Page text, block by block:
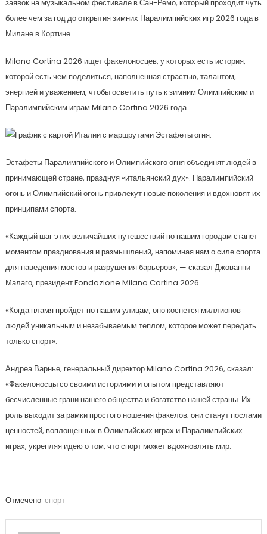
заявок на музыкальном фестивале в Сан-Ремо, который проходит чуть
более чем за год до открытия зимних Паралимпийских игр 2026 года в
Милане в Кортине.
Milano Cortina 2026 ищет факелоносцев, у которых есть история,
которой есть чем поделиться, наполненная страстью, талантом,
энергией и уважением, чтобы осветить путь к зимним Олимпийским и
Паралимпийским играм Milano Cortina 2026 года.
Эстафеты Паралимпийского и Олимпийского огня объединят людей в
принимающей стране, празднуя «итальянский дух». Паралимпийский
огонь и Олимпийский огонь привлекут новые поколения и вдохновят их
принципами спорта.
«Каждый шаг этих величайших путешествий по нашим городам станет
моментом празднования и размышлений, напоминая нам о силе спорта
для наведения мостов и разрушения барьеров», — сказал Джованни
Малаго, президент Fondazione Milano Cortina 2026.
«Когда пламя пройдет по нашим улицам, оно коснется миллионов
людей уникальным и незабываемым теплом, которое может передать
только спорт».
Андреа Варнье, генеральный директор Milano Cortina 2026, сказал:
«Факелоносцы со своими историями и опытом представляют
бесчисленные грани нашего общества и богатство нашей страны. Их
роль выходит за рамки простого ношения факелов; они станут послами
ценностей, воплощенных в Олимпийских играх и Паралимпийских
играх, укрепляя идею о том, что спорт может вдохновлять мир.
Отмечено спорт